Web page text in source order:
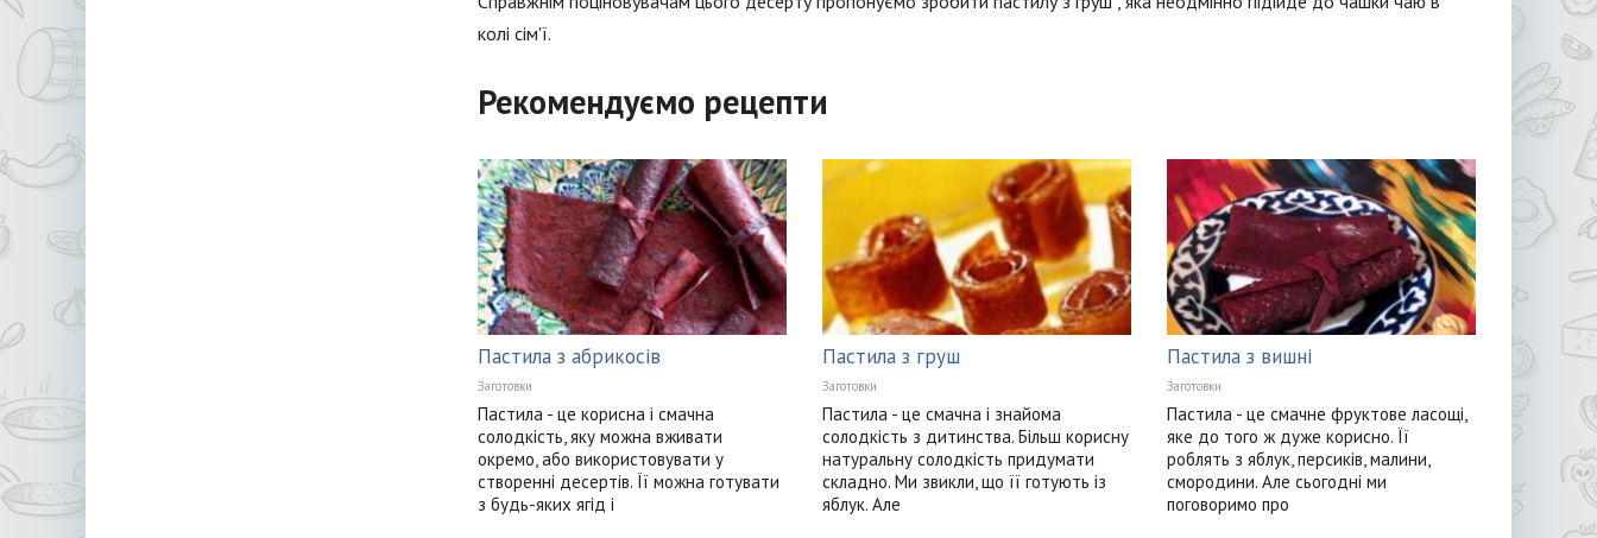
колі сім'ї.
Рекомендуємо рецепти
Пастила з абрикосів
Заготовки
Пастила - це корисна і смачна
солодкість, яку можна вживати
окремо, або використовувати у
створенні десертів. Її можна готувати
з будь-яких ягід і
Пастила з груш
Заготовки
Пастила - це смачна і знайома
солодкість з дитинства. Більш корисну
натуральну солодкість придумати
складно. Ми звикли, що її готують із
яблук. Але
Пастила з вишні
Заготовки
Пастила - це смачне фруктове ласощі,
яке до того ж дуже корисно. Її
роблять з яблук, персиків, малини,
смородини. Але сьогодні ми
поговоримо про